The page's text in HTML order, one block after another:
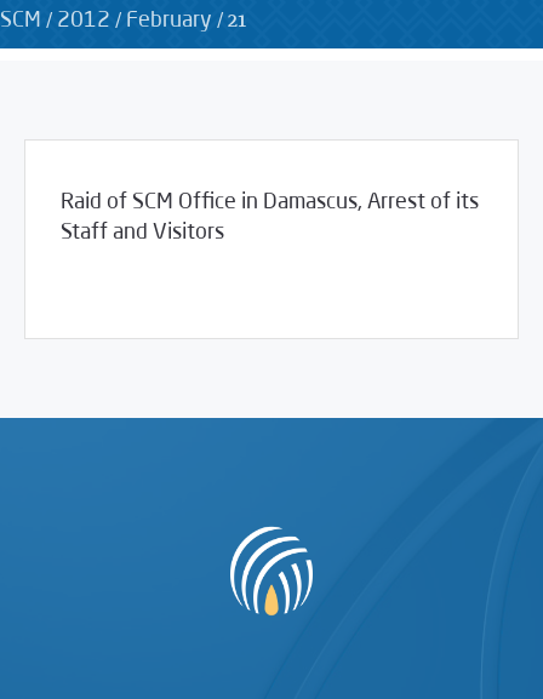
SCM / 2012 / February /21
Raid of SCM Office in Damascus, Arrest of its
Staff and Visitors